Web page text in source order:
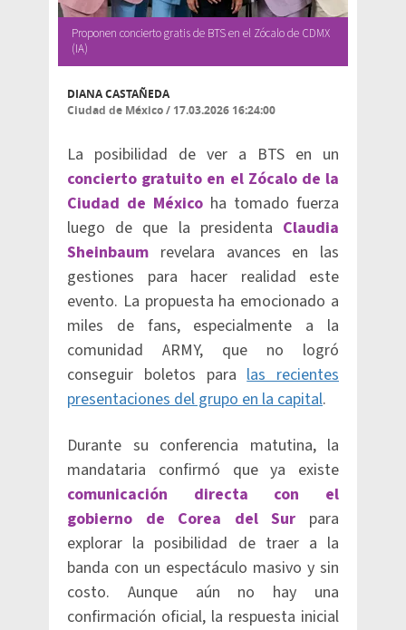
Proponen concierto gratis de BTS en el Zócalo de CDMX
(IA)
DIANA CASTAÑEDA
Ciudad de México/ 17.03.2026 16:24:00
La posibilidad de ver a BTS en un
concierto gratuito en el Zócalo de la
Ciudad de México ha tomado fuerza
luego de que la presidenta Claudia
Sheinbaum revelara avances en las
gestiones para hacer realidad este
evento. La propuesta ha emocionado a
miles de fans, especialmente a la
comunidad ARMY, que no logró
conseguir boletos paralas recientes
presentaciones del grupo en la capital.
Durante su conferencia matutina, la
mandataria confirmó que ya existe
comunicación directa con el
gobierno de Corea del Sur para
explorar la posibilidad de traer a la
banda con un espectáculo masivo y sin
costo. Aunque aún no hay una
confirmación oficial, la respuesta inicial